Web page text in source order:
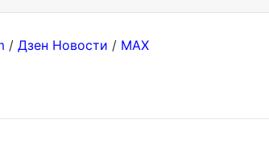
/ Дзен Новости / MAX